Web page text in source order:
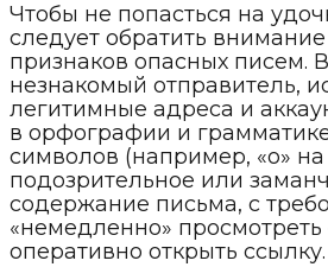
Чтобы не попасться на
следует обратить
признаков опасных писем.
незнакомый отправитель,
легитимные адреса и
в орфографии и
символов (например, «о» на
подозрительное или
содержание письма, с
«немедленно»
оперативно открыть ссылку.